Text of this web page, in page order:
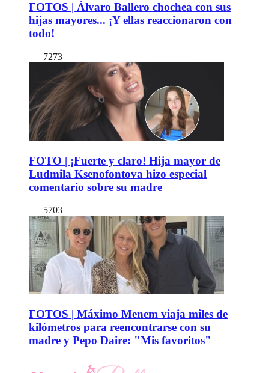
FOTOS | Álvaro Ballero chochea con sus
hijas mayores... ¡Y ellas reaccionaron con
todo!
7273
FOTO | ¡Fuerte y claro! Hija mayor de
Ludmila Ksenofontova hizo especial
comentario sobre su madre
5703
FOTOS | Máximo Menem viaja miles de
kilómetros para reencontrarse con su
madre y Pepo Daire: "Mis favoritos"